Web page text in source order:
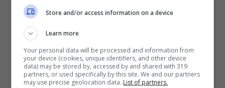
verità a galla, cosa succede
tutto quello che è successo nelle ultime ore.
Store and/or access information on a device
Learn more
Your personal data will be processed and information from
your device (cookies, unique identifiers, and other device
data) may be stored by, accessed by and shared with 319
partners, or used specifically by this site. We and our partners
may use precise geolocation data. List of partners.